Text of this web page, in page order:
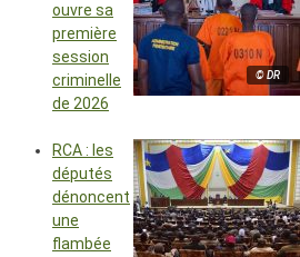
© DR
ouvre sa
première
session
criminelle
de 2026
RCA : les
députés
dénoncent
une
flambée